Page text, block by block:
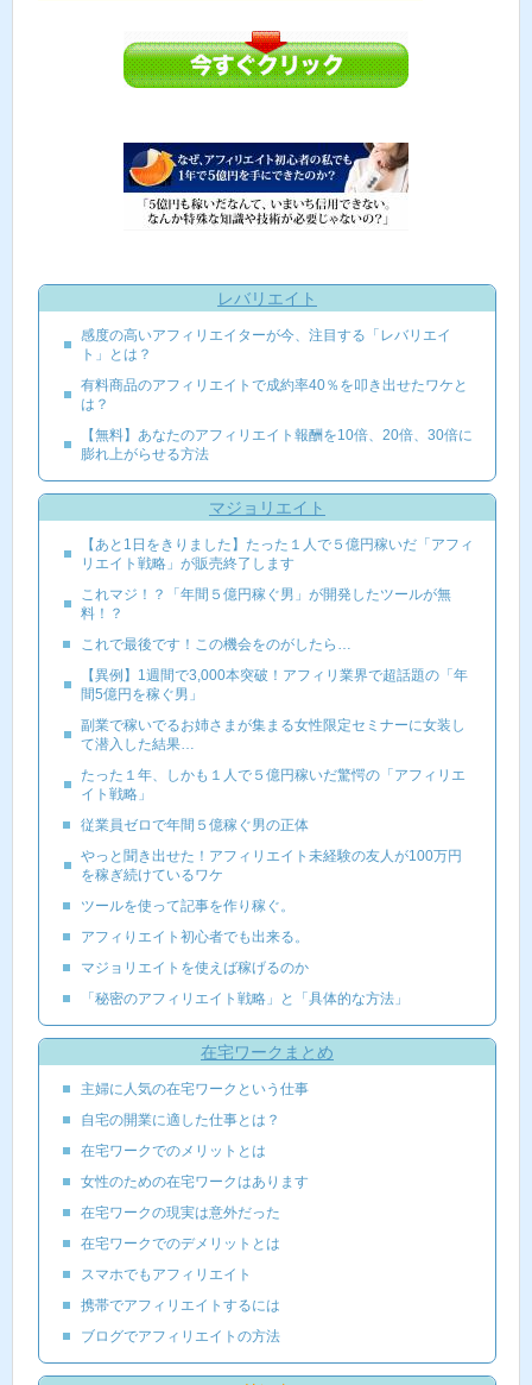
レバリエイト
感度の高いアフィリエイターが今、注目する「レバリエイ
ト」とは？
有料商品のアフィリエイトで成約率40％を叩き出せたワケと
は？
【無料】あなたのアフィリエイト報酬を10倍、20倍、30倍に
膨れ上がらせる方法
マジョリエイト
【あと1日をきりました】たった１人で５億円稼いだ「アフィ
リエイト戦略」が販売終了します
これマジ！？「年間５億円稼ぐ男」が開発したツールが無
料！？
これで最後です！この機会をのがしたら…
【異例】1週間で3,000本突破！アフィリ業界で超話題の「年
間5億円を稼ぐ男」
副業で稼いでるお姉さまが集まる女性限定セミナーに女装し
て潜入した結果…
たった１年、しかも１人で５億円稼いだ驚愕の「アフィリエ
イト戦略」
従業員ゼロで年間５億稼ぐ男の正体
やっと聞き出せた！アフィリエイト未経験の友人が100万円
を稼ぎ続けているワケ
ツールを使って記事を作り稼ぐ。
アフィりエイト初心者でも出来る。
マジョリエイトを使えば稼げるのか
「秘密のアフィリエイト戦略」と「具体的な方法」
在宅ワークまとめ
主婦に人気の在宅ワークという仕事
自宅の開業に適した仕事とは？
在宅ワークでのメリットとは
女性のための在宅ワークはあります
在宅ワークの現実は意外だった
在宅ワークでのデメリットとは
スマホでもアフィリエイト
携帯でアフィリエイトするには
ブログでアフィリエイトの方法